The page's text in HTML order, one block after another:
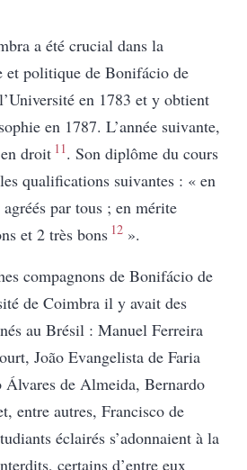
a été crucial dans la
et politique de Bonifácio de
en 1783 et y obtient
en 1787. L’année suivante,
droit 11. Son diplôme du cours
qualifications suivantes : « en
par tous ; en mérite
et 2 très bons 12».
compagnons de Bonifácio de
de Coimbra il y avait des
au Brésil : Manuel Ferreira
João Evangelista de Faria
de Almeida, Bernardo
entre autres, Francisco de
éclairés s’adonnaient à la
certains d’entre eux